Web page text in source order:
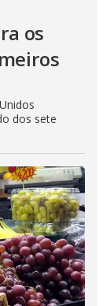
os
dos sete